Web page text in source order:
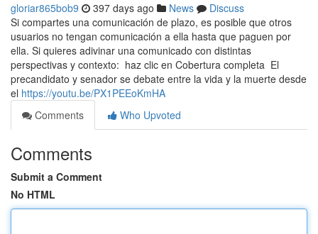
gloriar865bob9 397 days ago News
Discuss
Si compartes una comunicación de plazo, es posible que otros
usuarios no tengan comunicación a ella hasta que paguen por
ella. Si quieres adivinar una comunicado con distintas
perspectivas y contexto: haz clic en Cobertura completa El
precandidato y senador se debate entre la vida y la muerte desde
el https://youtu.be/PX1PEEoKmHA
Comments
Who Upvoted
Comments
Submit a Comment
No HTML